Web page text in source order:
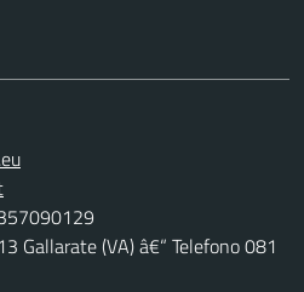
Gallarate (VA) â€“ Telefono 081